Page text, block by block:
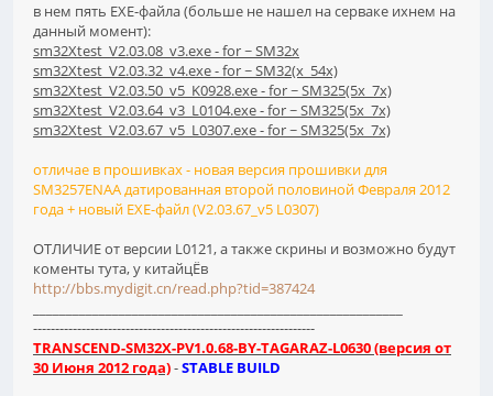
в нем пять EXE-файла (больше не нашел на серваке ихнем на
данный момент):
sm32Xtest_V2.03.08_v3.exe - for ~ SM32x
sm32Xtest_V2.03.32_v4.exe - for ~ SM32(x_54x)
sm32Xtest_V2.03.50_v5_K0928.exe - for ~ SM325(5x_7x)
sm32Xtest_V2.03.64_v3_L0104.exe - for ~ SM325(5x_7x)
sm32Xtest_V2.03.67_v5_L0307.exe - for ~ SM325(5x_7x)
отличае в прошивках - новая версия прошивки для
SM3257ENAA датированная второй половиной Февраля 2012
года + новый EXE-файл (V2.03.67_v5 L0307)
ОТЛИЧИЕ от версии L0121, а также скрины и возможно будут
коменты тута, у китайцЁв
http://bbs.mydigit.cn/read.php?tid=387424
----------------------------------------------------------------
TRANSCEND-SM32X-PV1.0.68-BY-TAGARAZ-L0630 (версия от
30 Июня 2012 года)-STABLE BUILD